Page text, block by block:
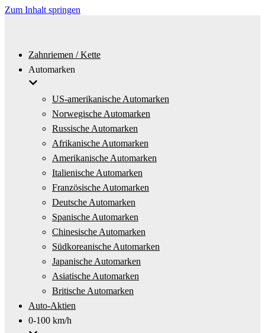
Zum Inhalt springen
Zahnriemen / Kette
Automarken
US-amerikanische Automarken
Norwegische Automarken
Russische Automarken
Afrikanische Automarken
Amerikanische Automarken
Italienische Automarken
Französische Automarken
Deutsche Automarken
Spanische Automarken
Chinesische Automarken
Südkoreanische Automarken
Japanische Automarken
Asiatische Automarken
Britische Automarken
Auto-Aktien
0-100 km/h